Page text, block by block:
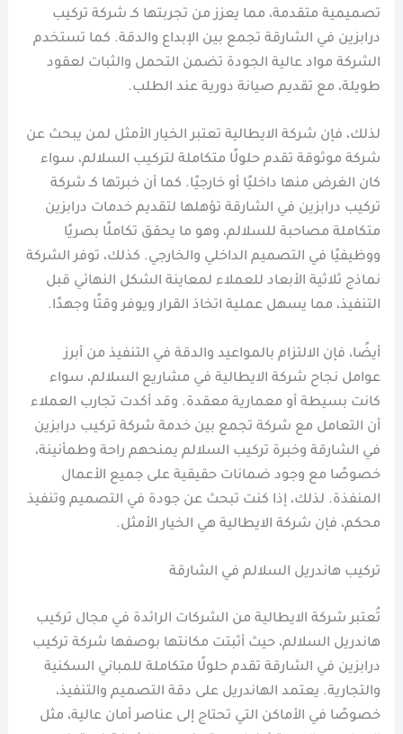
تصميمية متقدمة، مما يعزز من تجربتها كـ شركة تركيب
درابزين في الشارقة تجمع بين الإبداع والدقة. كما تستخدم
الشركة مواد عالية الجودة تضمن التحمل والثبات لعقود
طويلة، مع تقديم صيانة دورية عند الطلب.
لذلك، فإن شركة الايطالية تعتبر الخيار الأمثل لمن يبحث عن
شركة موثوقة تقدم حلولًا متكاملة لتركيب السلالم، سواء
كان الغرض منها داخليًا أو خارجيًا. كما أن خبرتها كـ شركة
تركيب درابزين في الشارقة تؤهلها لتقديم خدمات درابزين
متكاملة مصاحبة للسلالم، وهو ما يحقق تكاملًا بصريًا
ووظيفيًا في التصميم الداخلي والخارجي. كذلك، توفر الشركة
نماذج ثلاثية الأبعاد للعملاء لمعاينة الشكل النهائي قبل
التنفيذ، مما يسهل عملية اتخاذ القرار ويوفر وقتًا وجهدًا.
أيضًا، فإن الالتزام بالمواعيد والدقة في التنفيذ من أبرز
عوامل نجاح شركة الايطالية في مشاريع السلالم، سواء
كانت بسيطة أو معمارية معقدة. وقد أكدت تجارب العملاء
أن التعامل مع شركة تجمع بين خدمة شركة تركيب درابزين
في الشارقة وخبرة تركيب السلالم يمنحهم راحة وطمأنينة،
خصوصًا مع وجود ضمانات حقيقية على جميع الأعمال
المنفذة. لذلك، إذا كنت تبحث عن جودة في التصميم وتنفيذ
محكم، فإن شركة الايطالية هي الخيار الأمثل.
تركيب هاندريل السلالم في الشارقة
تُعتبر شركة الايطالية من الشركات الرائدة في مجال تركيب
هاندريل السلالم، حيث أثبتت مكانتها بوصفها شركة تركيب
درابزين في الشارقة تقدم حلولًا متكاملة للمباني السكنية
والتجارية. يعتمد الهاندريل على دقة التصميم والتنفيذ،
خصوصًا في الأماكن التي تحتاج إلى عناصر أمان عالية، مثل